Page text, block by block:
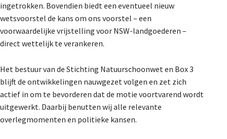
ingetrokken. Bovendien biedt een eventueel nieuw
wetsvoorstel de kans om ons voorstel – een
voorwaardelijke vrijstelling voor NSW-landgoederen –
direct wettelijk te verankeren.
Het bestuur van de Stichting Natuurschoonwet en Box 3
blijft de ontwikkelingen nauwgezet volgen en zet zich
actief in om te bevorderen dat de motie voortvarend wordt
uitgewerkt. Daarbij benutten wij alle relevante
overlegmomenten en politieke kansen.